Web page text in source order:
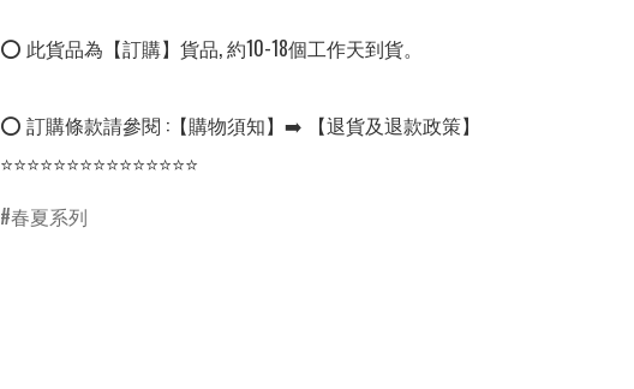
⭕ 此貨品為【訂購】貨品, 約10-18個工作天到貨。
⭕ 訂購條款請參閱 :【購物須知】➡️ 【退貨及退款政策】
⭐⭐⭐⭐⭐⭐⭐⭐⭐⭐⭐⭐⭐⭐⭐
春夏系列